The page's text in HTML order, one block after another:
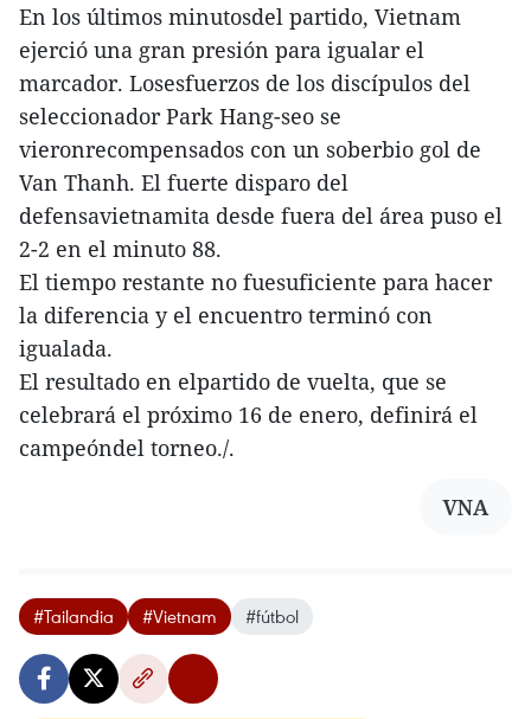
En los últimos minutosdel partido, Vietnam
ejerció una gran presión para igualar el
marcador. Losesfuerzos de los discípulos del
seleccionador Park Hang-seo se
vieronrecompensados con un soberbio gol de
Van Thanh. El fuerte disparo del
defensavietnamita desde fuera del área puso el
2-2 en el minuto 88.
El tiempo restante no fuesuficiente para hacer
la diferencia y el encuentro terminó con
igualada.
El resultado en elpartido de vuelta, que se
celebrará el próximo 16 de enero, definirá el
campeóndel torneo./.
VNA
#Tailandia #Vietnam #fútbol